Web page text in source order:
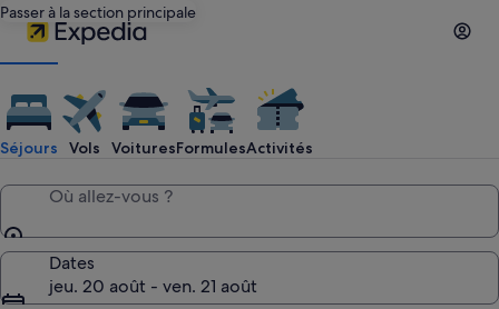
Passer à la section principale
Voyages
Expedia :
recherchez
des
Séjours Vols VoituresFormulesActivités
Où allez-vous ?
Dates
jeu. 20 août - ven. 21 août